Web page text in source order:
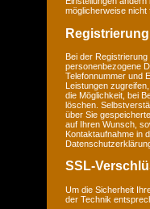
möglicherweise nicht
Bei der
personenbezogene
Telefonnummer und
Leistungen
die Möglichkeit, bei
löschen.
über Sie
auf Ihren Wunsch,
Kontaktaufnahme in
SSL-
Um die Sicherheit
der Technik